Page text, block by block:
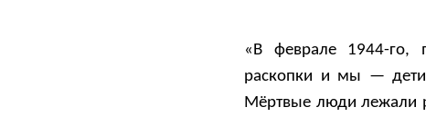
«В феврале 1944-го,
раскопки и мы —
Мёртвые люди лежали